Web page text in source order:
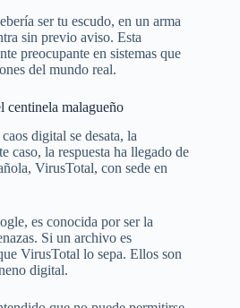
ser tu escudo, en un arma
sin previo aviso. Esta
preocupante en sistemas que
del mundo real.
centinela malagueño
digital se desata, la
caso, la respuesta ha llegado de
VirusTotal, con sede en
es conocida por ser la
Si un archivo es
VirusTotal lo sepa. Ellos son
digital.